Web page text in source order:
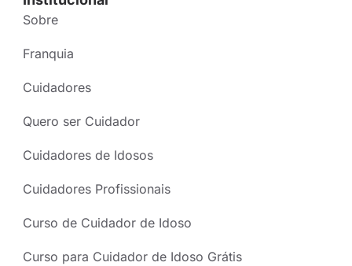
Sobre
Franquia
Cuidadores
Quero ser Cuidador
Cuidadores de Idosos
Cuidadores Profissionais
Curso de Cuidador de Idoso
Curso para Cuidador de Idoso Grátis